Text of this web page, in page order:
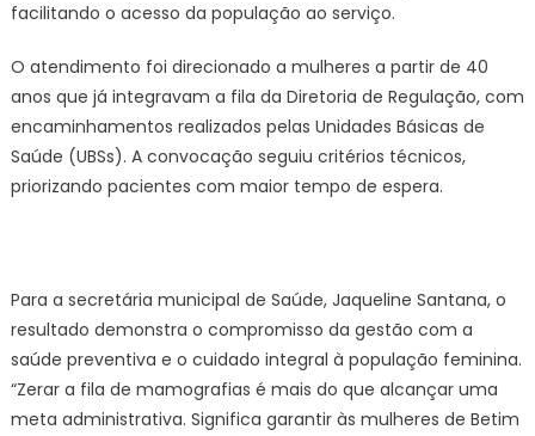
facilitando o acesso da população ao serviço.
O atendimento foi direcionado a mulheres a partir de 40
anos que já integravam a fila da Diretoria de Regulação, com
encaminhamentos realizados pelas Unidades Básicas de
Saúde (UBSs). A convocação seguiu critérios técnicos,
priorizando pacientes com maior tempo de espera.
Para a secretária municipal de Saúde, Jaqueline Santana, o
resultado demonstra o compromisso da gestão com a
saúde preventiva e o cuidado integral à população feminina.
“Zerar a fila de mamografias é mais do que alcançar uma
meta administrativa. Significa garantir às mulheres de Betim